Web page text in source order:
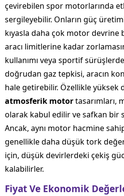
çevirebilen spor motorlarında
sergileyebilir. Onların güç
kıyasla daha çok motor devrine
aracı limitlerine kadar
kullanımı veya sportif
doğrudan gaz tepkisi, aracın
hale getirebilir. Özellikle yüksek
atmosferik motortasarımları,
olarak kabul edilir ve safkan bir
Ancak, aynı motor hacmine
genellikle daha düşük tork
için, düşük devirlerdeki çekiş
kalabilirler.
Fiyat Ve Ekonomik